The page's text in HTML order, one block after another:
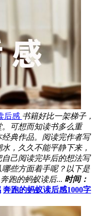
后感 书籍好比一架梯子，
可想而知读书多么重
典作品。阅读完作者写
，久久不能平静下来，
己阅读完毕后的想法写
些方面着手呢？以下是
跑的蚂蚁读后... 时间：
奔跑的蚂蚁读后感1000字